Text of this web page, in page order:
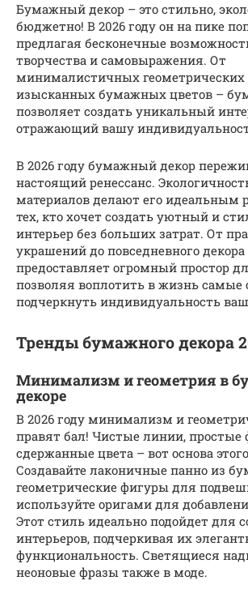
Бумажный декор – это стильно,
бюджетно! В 2026 году он на пике
предлагая бесконечные
творчества и самовыражения. От
минималистичных геометрических
изысканных бумажных цветов –
позволяет создать уникальный
отражающий вашу
В 2026 году бумажный декор
настоящий ренессанс.
материалов делают его идеальным
тех, кто хочет создать уютный и
интерьер без больших затрат. От
украшений до повседневного
предоставляет огромный простор
позволяя воплотить в жизнь
подчеркнуть индивидуальность
Тренды бумажного декора
Минимализм и геометрия в
декоре
В 2026 году минимализм и
правят бал! Чистые линии, простые
сдержанные цвета – вот основа
Создавайте лаконичные панно из
геометрические фигуры для
используйте оригами для
Этот стиль идеально подойдет для
интерьеров, подчеркивая их
функциональность. Светящиеся
неоновые фразы также в моде.